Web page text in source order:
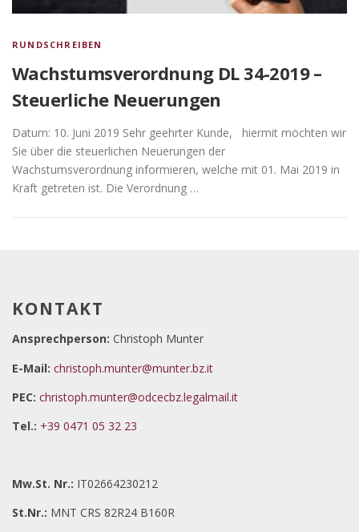
RUNDSCHREIBEN
Wachstumsverordnung DL 34-2019 –
Steuerliche Neuerungen
Datum: 10. Juni 2019 Sehr geehrter Kunde, hiermit möchten wir
Sie über die steuerlichen Neuerungen der
Wachstumsverordnung informieren, welche mit 01. Mai 2019 in
Kraft getreten ist. Die Verordnung …
KONTAKT
Ansprechperson: Christoph Munter
E-Mail: christoph.munter@munter.bz.it
PEC: christoph.munter@odcecbz.legalmail.it
Tel.: +39 0471 05 32 23
Mw.St. Nr.: IT02664230212
St.Nr.: MNT CRS 82R24 B160R